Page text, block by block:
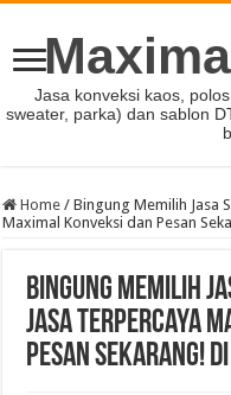
Jasa konveksi kaos,
sweater, parka) dan sablon
Home / Bingung Memilih Jasa
Maximal Konveksi dan Pesan
Bingung Memilih
Jasa Terpercaya
Pesan Sekarang!